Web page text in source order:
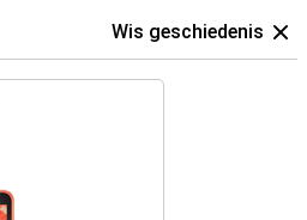
Wis geschiedenis